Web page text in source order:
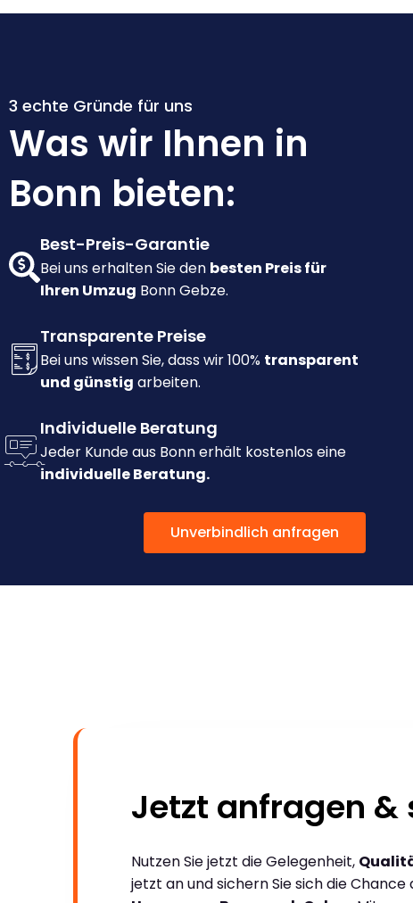
3 echte Gründe für uns
Was wir Ihnen in
Bonn bieten:
Best-Preis-Garantie
Bei uns erhalten Sie den besten Preis für
Ihren Umzug Bonn Gebze.
Transparente Preise
Bei uns wissen Sie, dass wir 100% transparent
und günstig arbeiten.
Individuelle Beratung
Jeder Kunde aus Bonn erhält kostenlos eine
individuelle Beratung.
Unverbindlich anfragen
Jetzt anfragen &
Nutzen Sie jetzt die Gelegenheit,
jetzt an und sichern Sie sich die Chance